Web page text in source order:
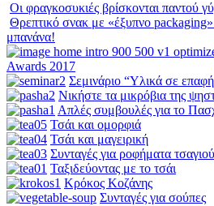
Οι φραγκοσυκιές βρίσκονται παντού
Θρεπτικό σνακ με «έξυπνο
μπανάνα!
Awards 2017
Σεμινάριο “Υλικά σε
Νικήστε τα μικρόβια της
Απλές συμβουλές για το
Τσάι και ομορφιά
Τσάι και μαγειρική
Συνταγές για ροφήματα τσαγιού
Ταξιδεύοντας με το τσάι
Κρόκος Κοζάνης
Συνταγές για σούπες